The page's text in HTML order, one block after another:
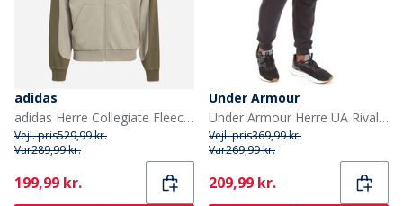
adidas
adidas Herre Collegiate Fleece Lynlås Hættetrøje Silver Pebble/Olive Strata
Vejl. pris529,99 kr.
Var289,99 kr.
Current
199,99 kr.
Under Armour
Under Armour Herre UA Rival Fleece Joggingbukser Sort/Hvid
Vejl. pris369,99 kr.
Var269,99 kr.
Current
209,99 kr.